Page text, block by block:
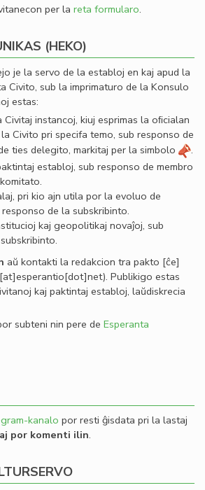
per la reta formularo.
(HEKO)
je la servo de la establoj en kaj apud la
Civito, sub la imprimaturo de la Konsulo
estas:
Civitaj instancoj, kiuj esprimas la oﬁcialan
Civito pri specifa temo, sub responso de
ties delegito, markitaj per la simbolo
.
establoj, sub responso de membro
pri kio ajn utila por la evoluo de
de la subskribinto.
kaj geopolitikaj novaĵoj, sub
aŭ kontakti la redakcion tra pakto [ĉe]
. Publikigo estas
kaj paktintaj establoj, laŭdiskrecia
subteni nin pere de Esperanta
kanalo por resti ĝisdata pri la lastaj
por komenti ilin.